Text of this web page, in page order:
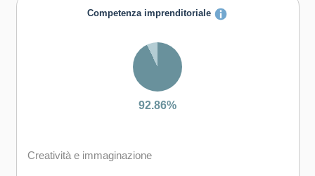
Capacità di comunicare costruttivamente in ambienti
Capacità di creare fiducia e provare empatia
Capacità di esprimere e comprendere punti di vista
Capacità di concentrarsi, di riflettere criticamente e di
Competenza imprenditoriale
92.86%
Creatività e immaginazione